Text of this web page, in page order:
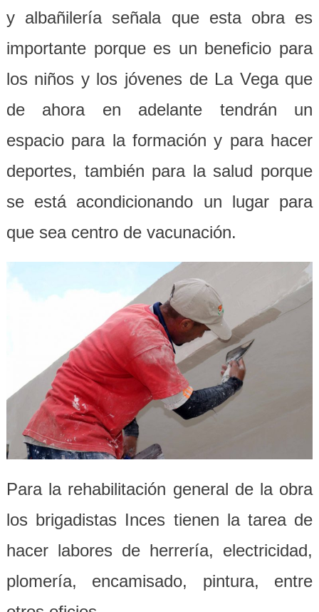
y albañilería señala que esta obra es
importante porque es un beneficio para
los niños y los jóvenes de La Vega que
de ahora en adelante tendrán un
espacio para la formación y para hacer
deportes, también para la salud porque
se está acondicionando un lugar para
que sea centro de vacunación.
Para la rehabilitación general de la obra
los brigadistas Inces tienen la tarea de
hacer labores de herrería, electricidad,
plomería, encamisado, pintura, entre